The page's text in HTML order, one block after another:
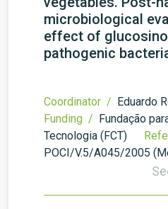
microbiological
effect of
pathogenic
Coordinator / Eduardo
Funding / Fundação
Tecnologia (FCT)
POCI/V.5/A045/2005